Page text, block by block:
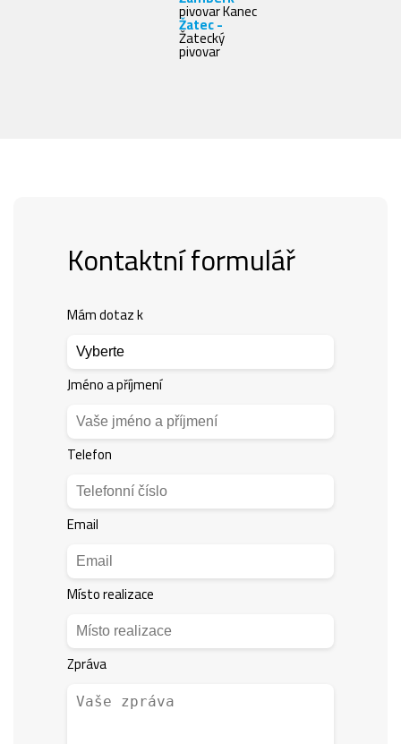
pivovar Kanec
Žatec -
Žatecký
pivovar
Kontaktní formulář
Mám dotaz k
Jméno a příjmení
Telefon
Email
Místo realizace
Zpráva